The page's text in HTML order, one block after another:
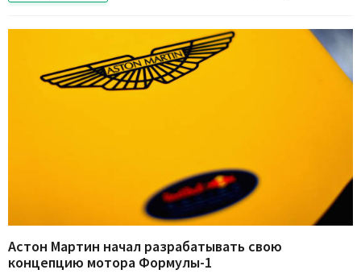
Астон Мартин начал разрабатывать свою
концепцию мотора Формулы-1